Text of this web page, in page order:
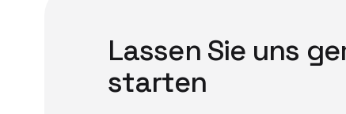
Lassen Sie uns
starten